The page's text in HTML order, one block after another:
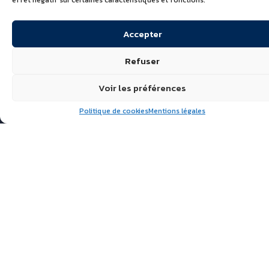
Accepter
Refuser
Voir les préférences
Politique de cookiesMentions légales